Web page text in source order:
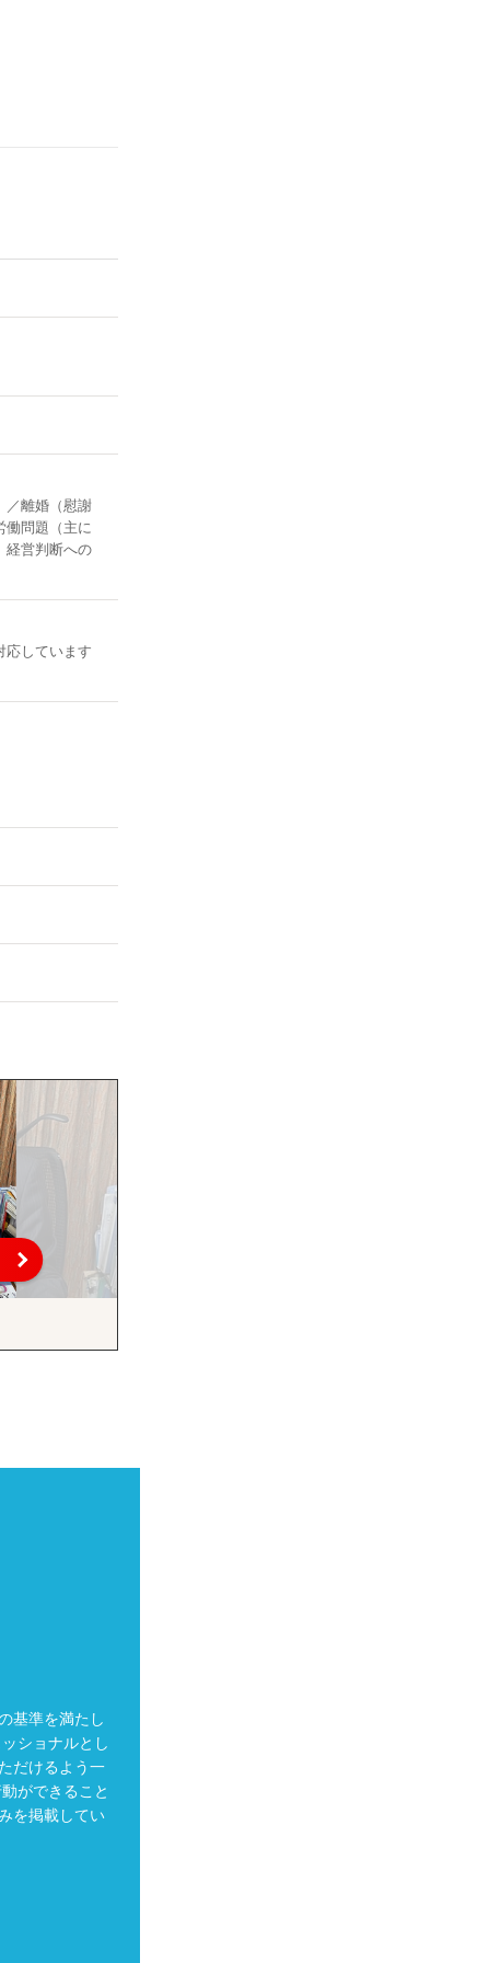
／離婚（慰謝
働問題（主に
経営判断への
応しています
基準を満たし
ショナルとし
だけるよう一
ができること
を掲載してい